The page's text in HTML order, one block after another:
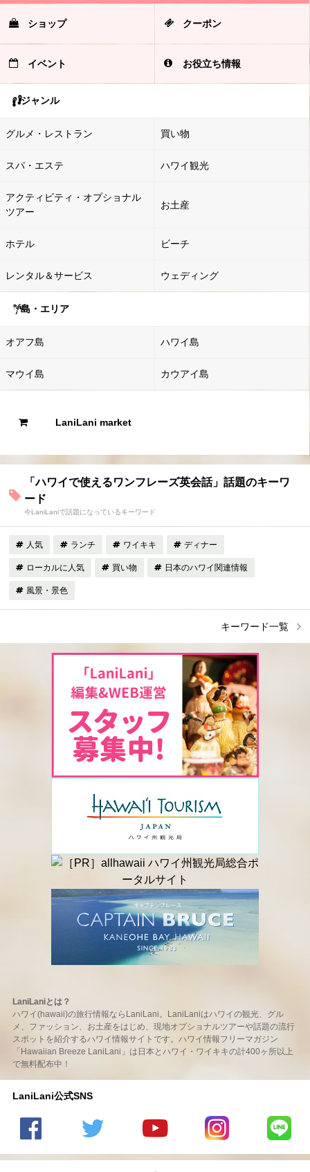
ショップ クーポン
イベント お役立ち情報
ジャンル
グルメ・レストラン 買い物
スパ・エステ ハワイ観光
アクティビティ・オプショナル
ツアー
お土産
ホテル ビーチ
レンタル＆サービス ウェディング
島・エリア
オアフ島 ハワイ島
マウイ島 カウアイ島
LaniLani market
「ハワイで使えるワンフレーズ英会話」話題のキーワ
ード
今LaniLaniで話題になっているキーワード
人気 ランチ ワイキキ ディナー
ローカルに人気 買い物 日本のハワイ関連情報
風景・景色
キーワード一覧
LaniLaniとは？
ハワイ(hawaii)の旅行情報ならLaniLani。LaniLaniはハワイの観光、グル
メ、ファッション、お土産をはじめ、現地オプショナルツアーや話題の流行
スポットを紹介するハワイ情報サイトです。ハワイ情報フリーマガジン
「Hawaiian Breeze LaniLani」は日本とハワイ・ワイキキの計400ヶ所以上
で無料配布中！
LaniLani公式SNS
の
のtwitter
の
LaniLani
LaniLani